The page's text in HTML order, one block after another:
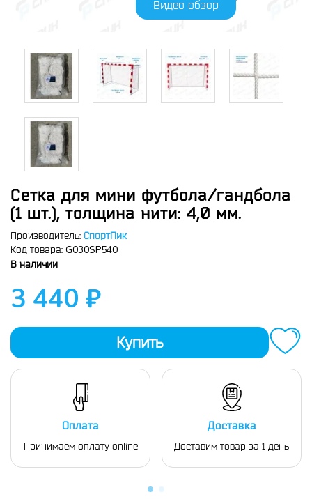
Видео обзор
Сетка для мини футбола/гандбола
(1 шт.), толщина нити: 4,0 мм.
Производитель: СпортПик
Код товара: G030SP540
В наличии
3 440 ₽
Купить
Оплата
Принимаем оплату online
Доставка
Доставим товар за 1 день